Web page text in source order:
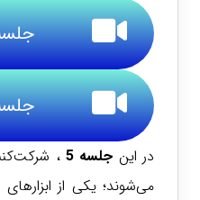
جلسه
جلسه
در این جلسه 5 ،
می‌شوند؛ یکی از